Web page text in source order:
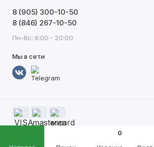
0
8 (905) 300-10-50
8 (846) 267-10-50
Пн-Вс: 9:00 - 20:00
Мы в сети